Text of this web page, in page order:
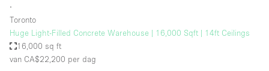
∙
Toronto
Huge Light-Filled Concrete Warehouse | 16,000 Sqft | 14ft Ceilings
16,000 sq ft
van CA$22,200 per dag